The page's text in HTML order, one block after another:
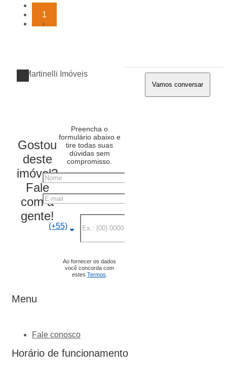
‹
1
›
Gostou
deste
imóvel?
Fale
com a
gente!
Preencha o
formulário abaixo e
tire todas suas
dúvidas sem
compromisso.
Nome
E-mail
Telefone
(+55)
Ao fornecer os dados
você concorda com
estes Termos
Vamos conversar
Menu
Fale conosco
Horário de funcionamento